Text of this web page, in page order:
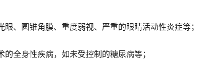
眼、圆锥角膜、重度弱视、严重的眼睛活动性炎症等；
全身性疾病，如未受控制的糖尿病等；